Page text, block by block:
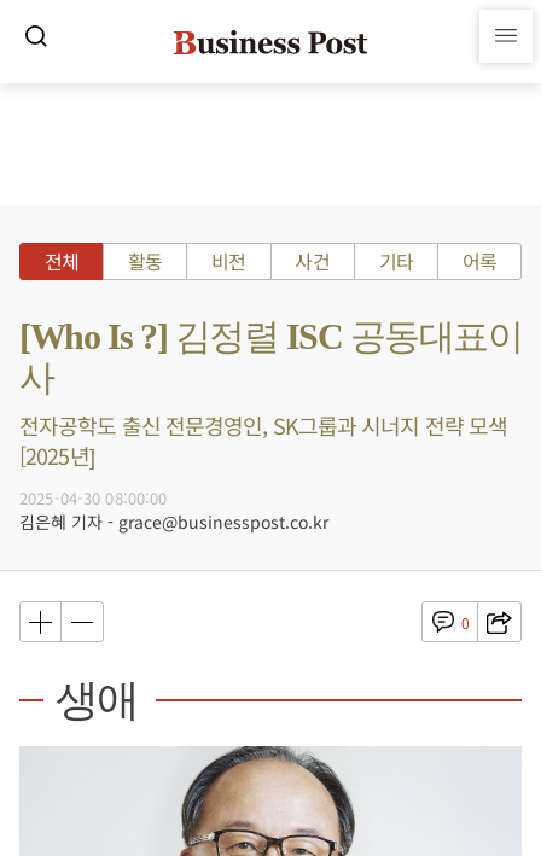
전체 활동 비전 사건 기타 어록
[Who Is ?] 김정렬 ISC 공동대표이
사
전자공학도 출신 전문경영인, SK그룹과 시너지 전략 모색
[2025년]
2025-04-30 08:00:00
김은혜 기자 - grace@businesspost.co.kr
0
생애